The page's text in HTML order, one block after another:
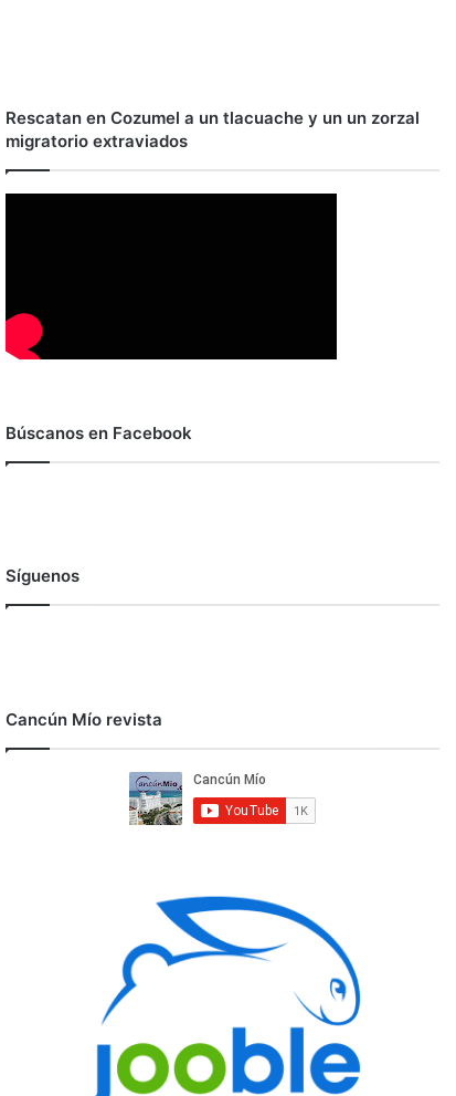
Rescatan en Cozumel a un tlacuache y un un zorzal
migratorio extraviados
Búscanos en Facebook
Síguenos
Cancún Mío revista